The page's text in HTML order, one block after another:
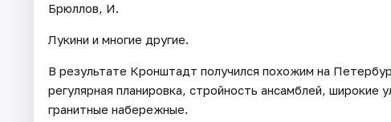
Брюллов, И.
Лукини и многие другие.
В результате Кронштадт получился похожим на
регулярная планировка, стройность ансамблей,
гранитные набережные.